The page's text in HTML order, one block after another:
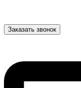
Заказать звонок